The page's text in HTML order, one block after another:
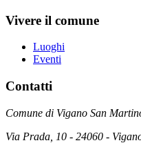
Vivere il comune
Luoghi
Eventi
Contatti
Comune di Vigano San
Via Prada, 10 - 24060 -